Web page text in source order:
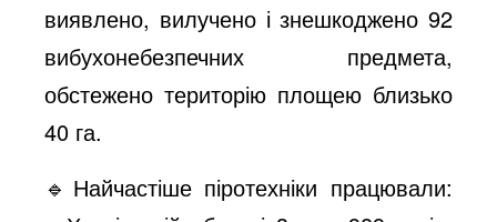
виявлено, вилучено і знешкоджено 92
вибухонебезпечних предмета,
обстежено територію площею близько
40 га.
🔹Найчастіше піротехніки працювали: